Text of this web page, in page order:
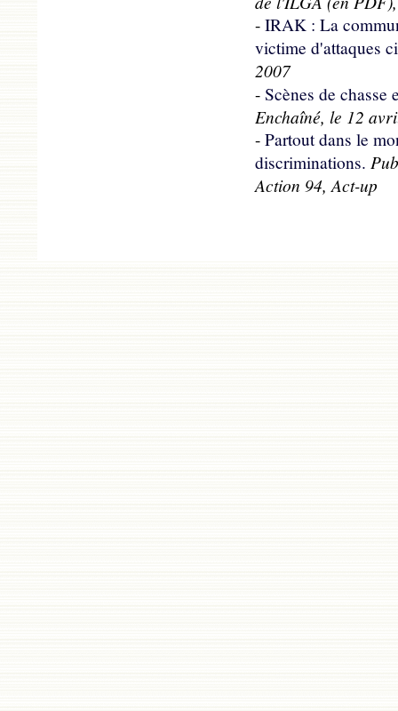
- IRAK : La
victime d'attaques
2007
- Scènes de chasse
Enchaîné, le 12
- Partout dans le
discriminations.
Action 94, Act-up